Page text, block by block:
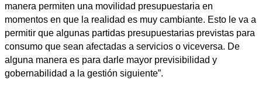
manera permiten una movilidad presupuestaria en
momentos en que la realidad es muy cambiante. Esto le va a
permitir que algunas partidas presupuestarias previstas para
consumo que sean afectadas a servicios o viceversa. De
alguna manera es para darle mayor previsibilidad y
gobernabilidad a la gestión siguiente”.